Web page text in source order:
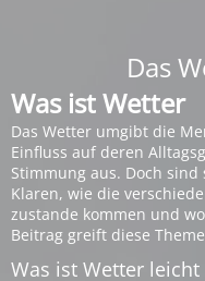
Das
Was ist Wetter
Das Wetter umgibt die
Einfluss auf deren
Stimmung aus. Doch
Klaren, wie die
zustande kommen und
Beitrag greift diese
Was ist Wetter leicht